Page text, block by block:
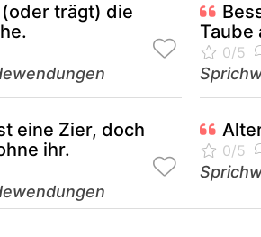
trägt) die
Taube
eine Zier, doch
ihr.